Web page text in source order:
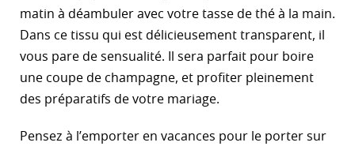
matin à déambuler avec votre tasse de thé à la main.
Dans ce tissu qui est délicieusement transparent, il
vous pare de sensualité. Il sera parfait pour boire
une coupe de champagne, et profiter pleinement
des préparatifs de votre mariage.
Pensez à l’emporter en vacances pour le porter sur